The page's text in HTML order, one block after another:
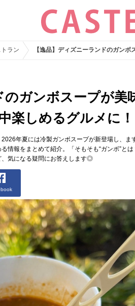
ラン 【逸品】ディズニーランドのガン
のガンボスープが美
楽しめるグルメに！
年夏には冷製ガンボスープが新登場し、ま
情報をまとめて紹介。「そもそも“ガンボ”と
、気になる疑問にお答えします◎